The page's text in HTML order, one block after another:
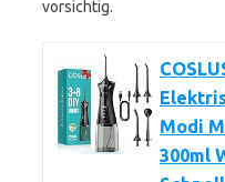
vorsichtig.
Modi
300ml